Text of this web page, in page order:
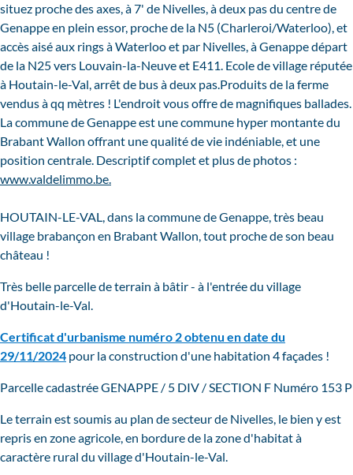
situez proche des axes, à 7' de Nivelles, à deux pas du centre de
Genappe en plein essor, proche de la N5 (Charleroi/Waterloo), et
accès aisé aux rings à Waterloo et par Nivelles, à Genappe départ
de la N25 vers Louvain-la-Neuve et E411. Ecole de village réputée
à Houtain-le-Val, arrêt de bus à deux pas.Produits de la ferme
vendus à qq mètres ! L'endroit vous offre de magnifiques ballades.
La commune de Genappe est une commune hyper montante du
Brabant Wallon offrant une qualité de vie indéniable, et une
position centrale. Descriptif complet et plus de photos :
www.valdelimmo.be.
HOUTAIN-LE-VAL, dans la commune de Genappe, très beau
village brabançon en Brabant Wallon, tout proche de son beau
château !
Très belle parcelle de terrain à bâtir - à l'entrée du village
d'Houtain-le-Val.
Certificat d'urbanisme numéro 2 obtenu en date du
29/11/2024 pour la construction d'une habitation 4 façades !
Parcelle cadastrée GENAPPE / 5 DIV / SECTION F Numéro 153 P
Le terrain est soumis au plan de secteur de Nivelles, le bien y est
repris en zone agricole, en bordure de la zone d'habitat à
caractère rural du village d'Houtain-le-Val.